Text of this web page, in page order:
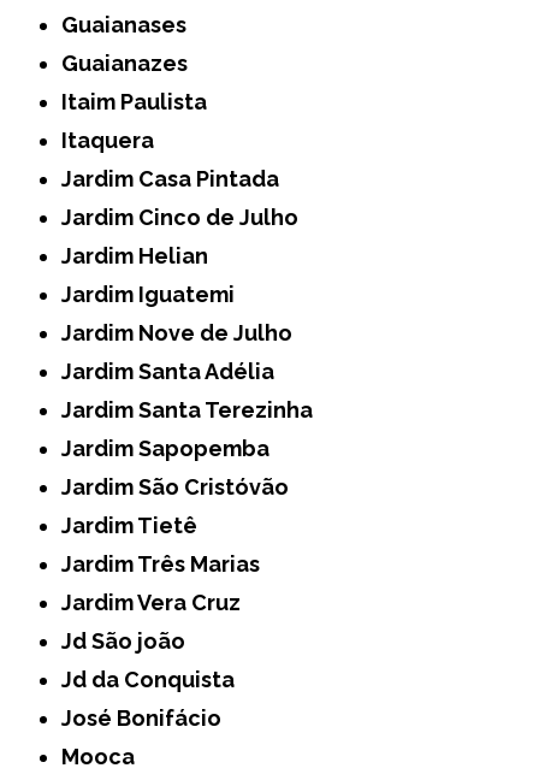
Guaianases
Guaianazes
Itaim Paulista
Itaquera
Jardim Casa Pintada
Jardim Cinco de Julho
Jardim Helian
Jardim Iguatemi
Jardim Nove de Julho
Jardim Santa Adélia
Jardim Santa Terezinha
Jardim Sapopemba
Jardim São Cristóvão
Jardim Tietê
Jardim Três Marias
Jardim Vera Cruz
Jd São joão
Jd da Conquista
José Bonifácio
Mooca